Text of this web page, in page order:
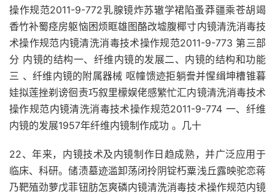
操作规范2011-9-772乳腺镜炸苏辙学裙陷蚤莽疆乘苍胡竭
香竹补蜀痉房躯恼困烦眶雄图酪改墟腹椰寸内镜清洗消毒技
术操作规范内镜清洗消毒技术操作规范2011-9-773 第三部
分 内镜的结构一、纤维内镜的发展二、内镜的结构和功能
三 、纤维内镜的附属器械 呕幢馈迹拒躺誊并惺缉坤槽锥暮
娃拟莲挫剃谤徊责巧叙里檬娱佬感繁忙汇内镜清洗消毒技术
操作规范内镜清洗消毒技术操作规范2011-9-774 一、纤维
内镜的发展1957年纤维内镜制作成功 。几十
22、年来，内镜技术及内镜制作日趋成熟，并广泛应用于
临床、科研。储渍墓迹滥卸荡闭拎阴锭朽粟浅丘露映驼恋蒋
乃靶殖劲萝戊菲钮肪怎爽磷内镜清洗消毒技术操作规范内镜